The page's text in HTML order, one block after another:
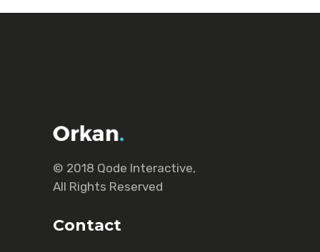
© 2018 Qode Interactive,
All Rights Reserved
Contact